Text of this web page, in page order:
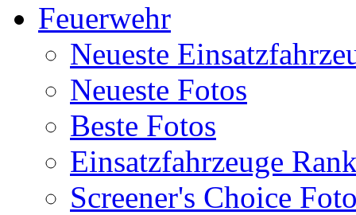
Feuerwehr
Neueste
Neueste Fotos
Beste Fotos
Einsatzfahrzeuge
Screener's Choice